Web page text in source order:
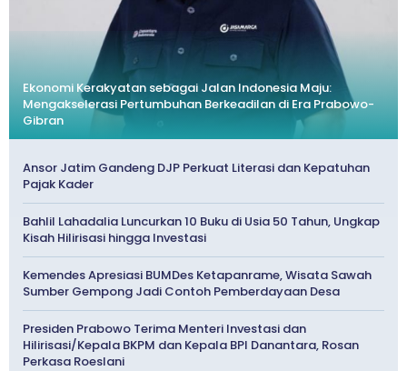
Ekonomi Kerakyatan sebagai Jalan Indonesia Maju:
Mengakselerasi Pertumbuhan Berkeadilan di Era Prabowo-
Gibran
Ansor Jatim Gandeng DJP Perkuat Literasi dan Kepatuhan
Pajak Kader
Bahlil Lahadalia Luncurkan 10 Buku di Usia 50 Tahun, Ungkap
Kisah Hilirisasi hingga Investasi
Kemendes Apresiasi BUMDes Ketapanrame, Wisata Sawah
Sumber Gempong Jadi Contoh Pemberdayaan Desa
Presiden Prabowo Terima Menteri Investasi dan
Hilirisasi/Kepala BKPM dan Kepala BPI Danantara, Rosan
Perkasa Roeslani